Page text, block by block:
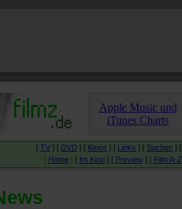
Apple Music und
iTunes Charts
[ TV ] [ DVD ] [ Kinos ] [ Links ] [ Suchen ] [
[ Home] [ Im Kino] [ Preview] [ Film A-Z